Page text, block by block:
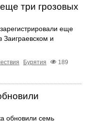
три грозовых
еще
Заиграевском и
Бурятия
189
обновили семь